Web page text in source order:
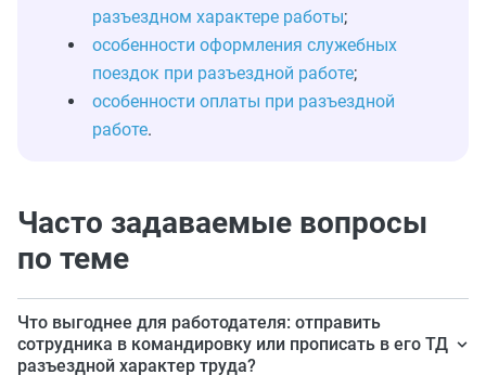
разъездном характере работы;
особенности оформления служебных
поездок при разъездной работе;
особенности оплаты при разъездной
работе.
Часто задаваемые вопросы
по теме
Что выгоднее для работодателя: отправить
сотрудника в командировку или прописать в его ТД
разъездной характер труда?